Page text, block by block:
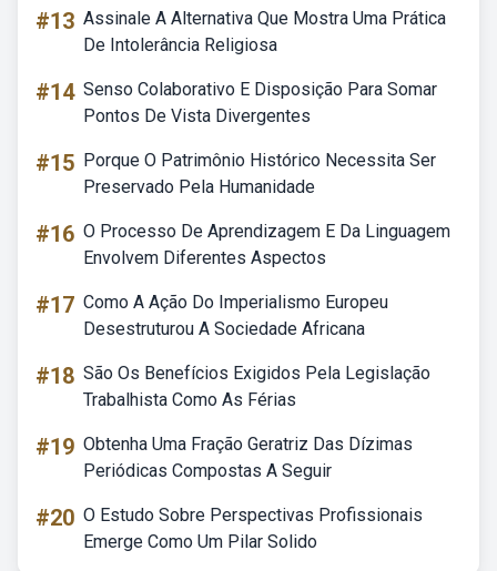
#13 Assinale A Alternativa Que Mostra Uma Prática
De Intolerância Religiosa
#14 Senso Colaborativo E Disposição Para Somar
Pontos De Vista Divergentes
#15 Porque O Patrimônio Histórico Necessita Ser
Preservado Pela Humanidade
#16 O Processo De Aprendizagem E Da Linguagem
Envolvem Diferentes Aspectos
#17 Como A Ação Do Imperialismo Europeu
Desestruturou A Sociedade Africana
#18 São Os Benefícios Exigidos Pela Legislação
Trabalhista Como As Férias
#19 Obtenha Uma Fração Geratriz Das Dízimas
Periódicas Compostas A Seguir
#20 O Estudo Sobre Perspectivas Profissionais
Emerge Como Um Pilar Solido